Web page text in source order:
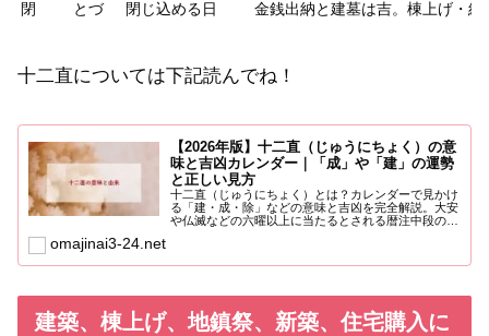
閉 とづ 閉じ込める日 金銭出納と建墓は吉。棟上げ・結
十二直については下記読んでね！
【2026年版】十二直（じゅうにちょく）の意
味と吉凶カレンダー｜「成」や「建」の運勢
と正しい見方
十二直（じゅうにちょく）とは？カレンダーで見かけ
る「建・成・除」などの意味と吉凶を完全解説。大安
や仏滅などの六曜以上に当たるとされる暦注中段の由
omajinai3-24.net
建築、棟上げ、地鎮祭、新築、住宅購入に